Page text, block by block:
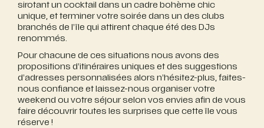
sirotant un cocktail dans un cadre bohème chic
unique, et terminer votre soirée dans un des clubs
branchés de l’île qui attirent chaque été des DJs
renommés.
Pour chacune de ces situations nous avons des
propositions d’itinéraires uniques et des suggestions
d’adresses personnalisées alors n’hésitez-plus, faites-
nous confiance et laissez-nous organiser votre
weekend ou votre séjour selon vos envies afin de vous
faire découvrir toutes les surprises que cette île vous
réserve !